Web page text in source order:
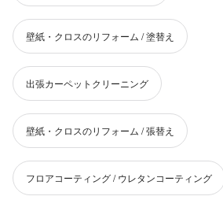
壁紙・クロスのリフォーム / 塗替え
出張カーペットクリーニング
壁紙・クロスのリフォーム / 張替え
フロアコーティング / ウレタンコーティング